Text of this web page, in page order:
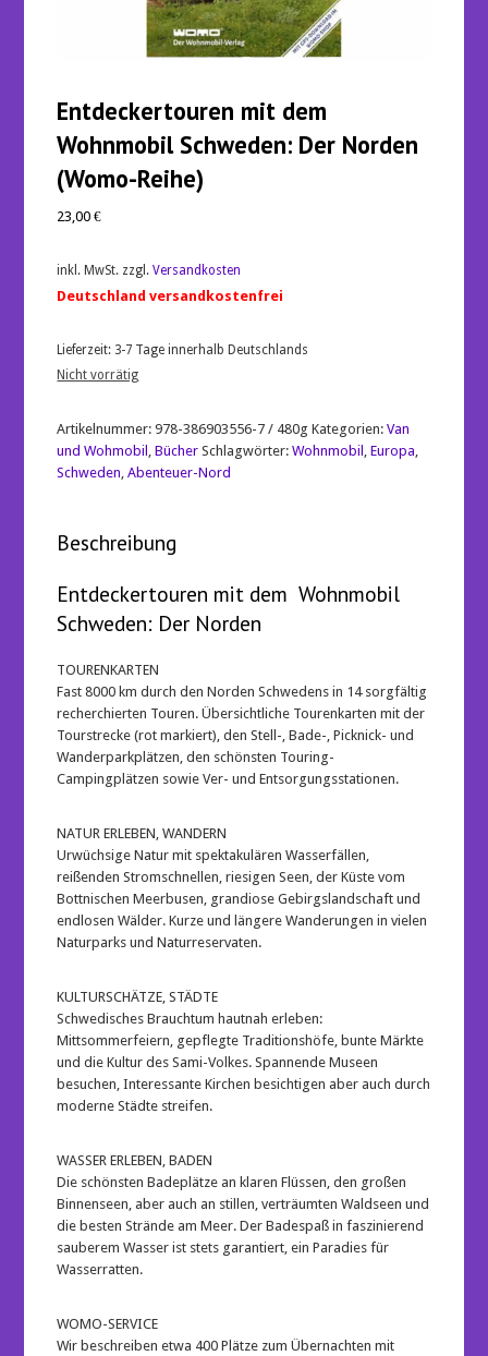
Entdeckertouren mit dem
Wohnmobil Schweden: Der Norden
(Womo-Reihe)
23,00€
inkl. MwSt. zzgl.Versandkosten
Deutschland versandkostenfrei
Lieferzeit: 3-7 Tage innerhalb Deutschlands
Nicht vorrätig
Artikelnummer:978-386903556-7 / 480g Kategorien:Van
und Wohmobil ,Bücher Schlagwörter:Wohnmobil ,Europa,
Schweden,Abenteuer-Nord
Beschreibung
Entdeckertouren mit dem Wohnmobil
Schweden: Der Norden
TOURENKARTEN
Fast 8000 km durch den Norden Schwedens in 14 sorgfältig
recherchierten Touren. Übersichtliche Tourenkarten mit der
Tourstrecke (rot markiert), den Stell-, Bade-, Picknick- und
Wanderparkplätzen, den schönsten Touring-
Campingplätzen sowie Ver- und Entsorgungsstationen.
NATUR ERLEBEN, WANDERN
Urwüchsige Natur mit spektakulären Wasserfällen,
reißenden Stromschnellen, riesigen Seen, der Küste vom
Bottnischen Meerbusen, grandiose Gebirgslandschaft und
endlosen Wälder. Kurze und längere Wanderungen in vielen
Naturparks und Naturreservaten.
KULTURSCHÄTZE, STÄDTE
Schwedisches Brauchtum hautnah erleben:
Mittsommerfeiern, gepflegte Traditionshöfe, bunte Märkte
und die Kultur des Sami-Volkes. Spannende Museen
besuchen, Interessante Kirchen besichtigen aber auch durch
moderne Städte streifen.
WASSER ERLEBEN, BADEN
Die schönsten Badeplätze an klaren Flüssen, den großen
Binnenseen, aber auch an stillen, verträumten Waldseen und
die besten Strände am Meer. Der Badespaß in faszinierend
sauberem Wasser ist stets garantiert, ein Paradies für
Wasserratten.
WOMO-SERVICE
Wir beschreiben etwa 400 Plätze zum Übernachten mit